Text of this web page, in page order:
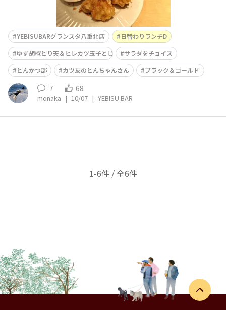
YEBISUBARグランスタ八重北店
日替わりランチD
ゆず胡椒とり天＆ヒレカツ玉子とじ
サラダをチョイス
とんかつ部
カツ友のとんちゃんさん ブラック＆ゴールド
7 68
monaka | 10/07 | YEBISU BAR
1-6件 / 全6件